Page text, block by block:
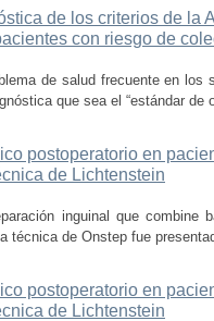
de los criterios de la
con riesgo de
de salud frecuente en
que sea el “estándar de
postoperatorio en
de Lichtenstein
inguinal que combine
técnica de Onstep fue
postoperatorio en
de Lichtenstein